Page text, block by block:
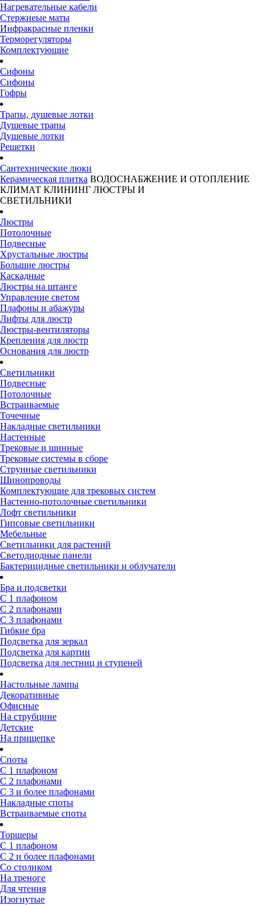
Нагревательные кабели
Стержнеые маты
Инфракрасные пленки
Терморегуляторы
Комплектующие
Сифоны
Сифоны
Гофры
Трапы, душевые лотки
Душевые трапы
Душевые лотки
Решетки
Сантехнические люки
Керамическая плитка ВОДОСНАБЖЕНИЕ И ОТОПЛЕНИЕ
КЛИМАТ КЛИНИНГ ЛЮСТРЫ И
СВЕТИЛЬНИКИ
Люстры
Потолочные
Подвесные
Хрустальные люстры
Большие люстры
Каскадные
Люстры на штанге
Управление светом
Плафоны и абажуры
Лифты для люстр
Люстры-вентиляторы
Крепления для люстр
Основания для люстр
Светильники
Подвесные
Потолочные
Встраиваемые
Точечные
Накладные светильники
Настенные
Трековые и шинные
Трековые системы в сборе
Струнные светильники
Шинопроводы
Комплектующие для трековых систем
Настенно-потолочные светильники
Лофт светильники
Гипсовые светильники
Мебельные
Светильники для растений
Светодиодные панели
Бактерицидные светильники и облучатели
Бра и подсветки
С 1 плафоном
С 2 плафонами
С 3 плафонами
Гибкие бра
Подсветка для зеркал
Подсветка для картин
Подсветка для лестниц и ступеней
Настольные лампы
Декоративные
Офисные
На струбцине
Детские
На прищепке
Споты
С 1 плафоном
С 2 плафонами
С 3 и более плафонами
Накладные споты
Встраиваемые споты
Торшеры
С 1 плафоном
С 2 и более плафонами
Со столиком
На треноге
Для чтения
Изогнутые